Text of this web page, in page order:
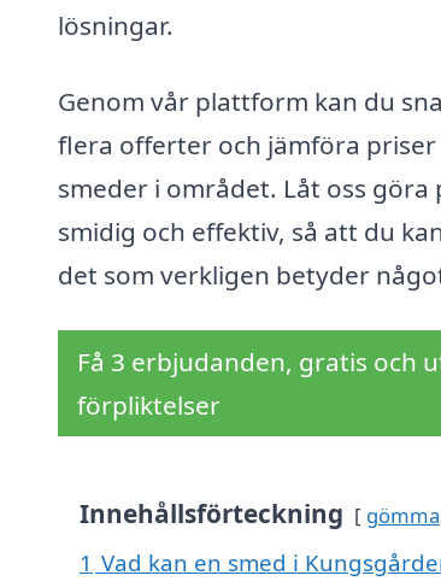
lösningar.
Genom vår plattform kan du
flera offerter och jämföra priser
smeder i området. Låt oss göra
smidig och effektiv, så att du
det som verkligen betyder
Få 3 erbjudanden, gratis och
förpliktelser
Innehållsförteckning gömma
1 Vad kan en smed i